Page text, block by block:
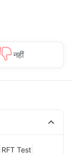
नहीं
RFT Test